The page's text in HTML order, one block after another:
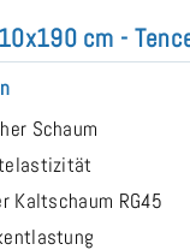
cm -
Schaum
Kaltschaum RG45